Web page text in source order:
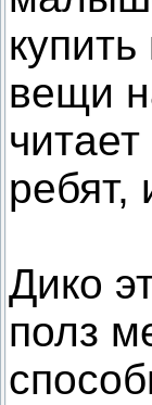
вещи
ребят,
Дико
полз